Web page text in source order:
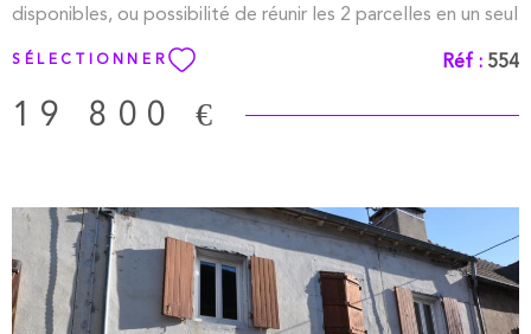
disponibles, ou possibilité de réunir les 2 parcelles en un seul
lot d'environ 3000m².
SÉLECTIONNER Réf : 554
19 800 €